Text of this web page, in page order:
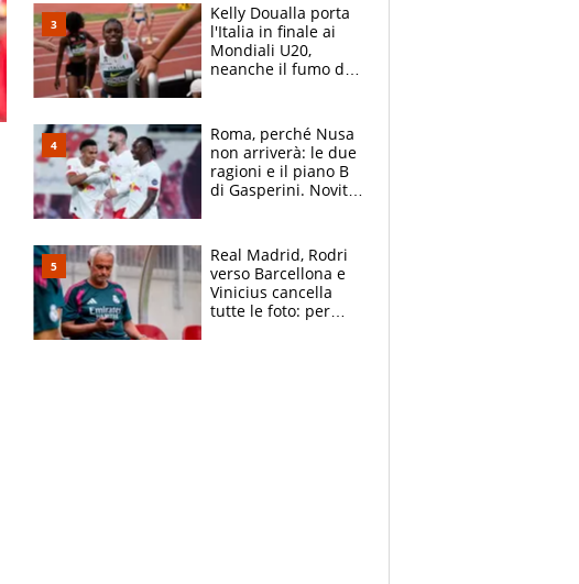
Kelly Doualla porta
l'Italia in finale ai
Mondiali U20,
neanche il fumo di
Roma, perché Nusa
non arriverà: le due
ragioni e il piano B
di Gasperini. Novità
Real Madrid, Rodri
verso Barcellona e
Vinicius cancella
tutte le foto: per